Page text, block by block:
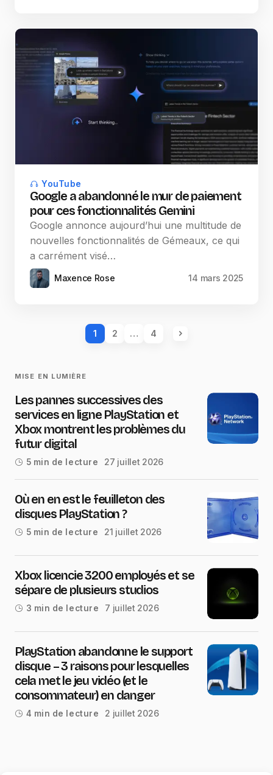
YouTube
Google a abandonné le mur de paiement
pour ces fonctionnalités Gemini
Google annonce aujourd’hui une multitude de
nouvelles fonctionnalités de Gémeaux, ce qui
a carrément visé…
Maxence Rose 14 mars 2025
1 2 … 4
MISE EN LUMIÈRE
Les pannes successives des
services en ligne PlayStation et
Xbox montrent les problèmes du
futur digital
5 min de lecture 27 juillet 2026
Où en en est le feuilleton des
disques PlayStation ?
5 min de lecture 21 juillet 2026
Xbox licencie 3200 employés et se
sépare de plusieurs studios
3 min de lecture 7 juillet 2026
PlayStation abandonne le support
disque – 3 raisons pour lesquelles
cela met le jeu vidéo (et le
consommateur) en danger
4 min de lecture 2 juillet 2026